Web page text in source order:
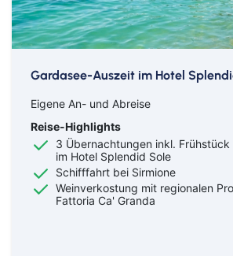
Gardasee-Auszeit im Hotel
Eigene An- und Abreise
Reise-Highlights
3 Übernachtungen inkl. Frühstück
im Hotel Splendid Sole
Schifffahrt bei Sirmione
Weinverkostung mit regionalen
Fattoria Ca' Granda